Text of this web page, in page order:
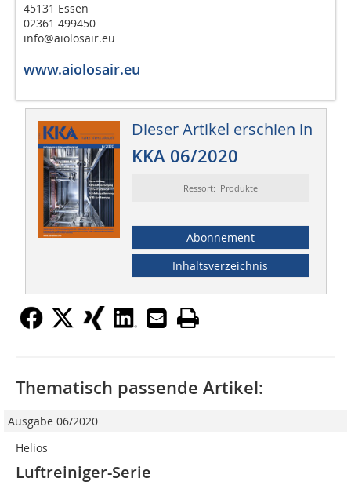
45131 Essen
02361 499450
info@aiolosair.eu
www.aiolosair.eu
Dieser Artikel erschien in
KKA 06/2020
Ressort: Produkte
Abonnement
Inhaltsverzeichnis
Thematisch passende Artikel:
Ausgabe 06/2020
Helios
Luftreiniger-Serie